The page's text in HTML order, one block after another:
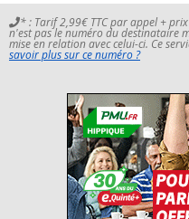
* : Tarif 2,99€ TTC par appel +
n'est pas le numéro du destinataire
mise en relation avec celui-ci. Ce
savoir plus sur ce numéro ?